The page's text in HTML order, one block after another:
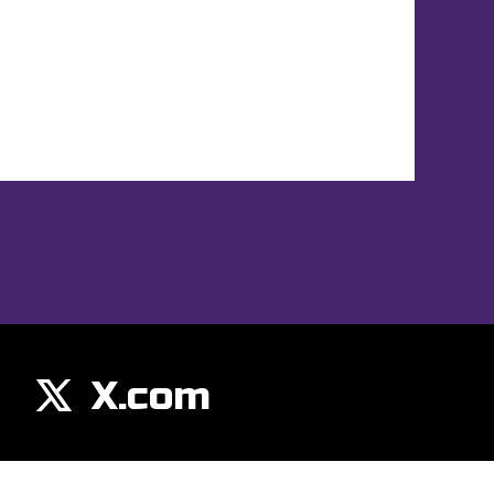
X.com